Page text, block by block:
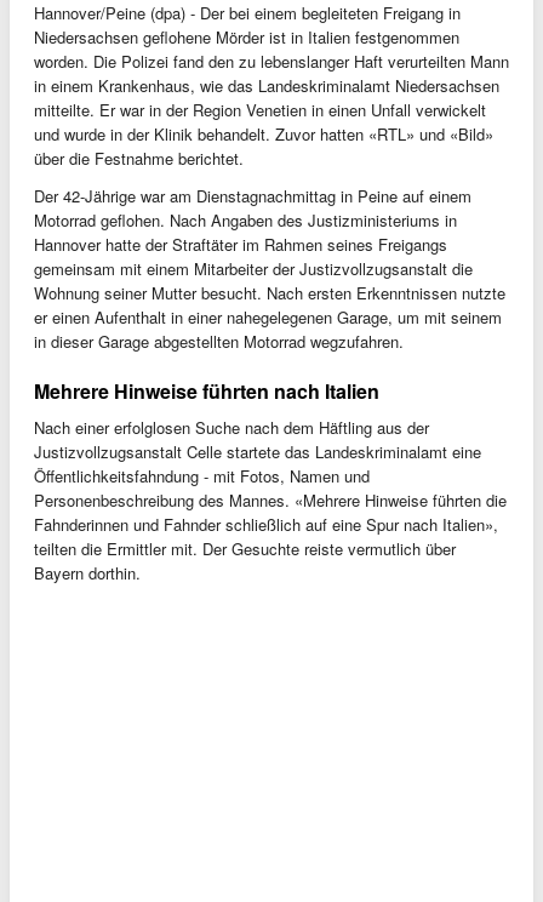
Hannover/Peine (dpa) - Der bei einem begleiteten Freigang in
Niedersachsen geflohene Mörder ist in Italien festgenommen
worden. Die Polizei fand den zu lebenslanger Haft verurteilten Mann
in einem Krankenhaus, wie das Landeskriminalamt Niedersachsen
mitteilte. Er war in der Region Venetien in einen Unfall verwickelt
und wurde in der Klinik behandelt. Zuvor hatten «RTL» und «Bild»
über die Festnahme berichtet.
Der 42-Jährige war am Dienstagnachmittag in Peine auf einem
Motorrad geflohen. Nach Angaben des Justizministeriums in
Hannover hatte der Straftäter im Rahmen seines Freigangs
gemeinsam mit einem Mitarbeiter der Justizvollzugsanstalt die
Wohnung seiner Mutter besucht. Nach ersten Erkenntnissen nutzte
er einen Aufenthalt in einer nahegelegenen Garage, um mit seinem
in dieser Garage abgestellten Motorrad wegzufahren.
Mehrere Hinweise führten nach Italien
Nach einer erfolglosen Suche nach dem Häftling aus der
Justizvollzugsanstalt Celle startete das Landeskriminalamt eine
Öffentlichkeitsfahndung - mit Fotos, Namen und
Personenbeschreibung des Mannes. «Mehrere Hinweise führten die
Fahnderinnen und Fahnder schließlich auf eine Spur nach Italien»,
teilten die Ermittler mit. Der Gesuchte reiste vermutlich über
Bayern dorthin.